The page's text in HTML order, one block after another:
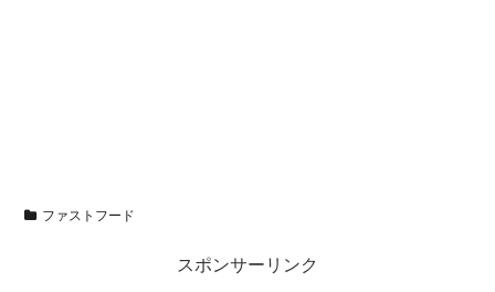
ファストフード
スポンサーリンク